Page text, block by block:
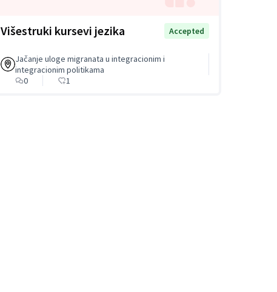
Višestruki kursevi jezika Accepted
Jačanje uloge migranata u integracionim i
integracionim politikama
0
1